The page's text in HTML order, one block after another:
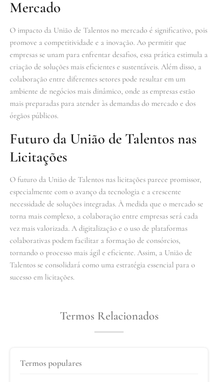
Mercado
O impacto da União de Talentos no mercado é significativo, pois
promove a competitividade e a inovação. Ao permitir que
empresas se unam para enfrentar desafios, essa prática estimula a
criação de soluções mais eficientes e sustentáveis. Além disso, a
colaboração entre diferentes setores pode resultar em um
ambiente de negócios mais dinâmico, onde as empresas estão
mais preparadas para atender às demandas do mercado e dos
órgãos públicos.
Futuro da União de Talentos nas
Licitações
O futuro da União de Talentos nas licitações parece promissor,
especialmente com o avanço da tecnologia e a crescente
necessidade de soluções integradas. À medida que o mercado se
torna mais complexo, a colaboração entre empresas será cada
vez mais valorizada. A digitalização e o uso de plataformas
colaborativas podem facilitar a formação de consórcios,
tornando o processo mais ágil e eficiente. Assim, a União de
Talentos se consolidará como uma estratégia essencial para o
sucesso em licitações.
Termos Relacionados
Termos populares